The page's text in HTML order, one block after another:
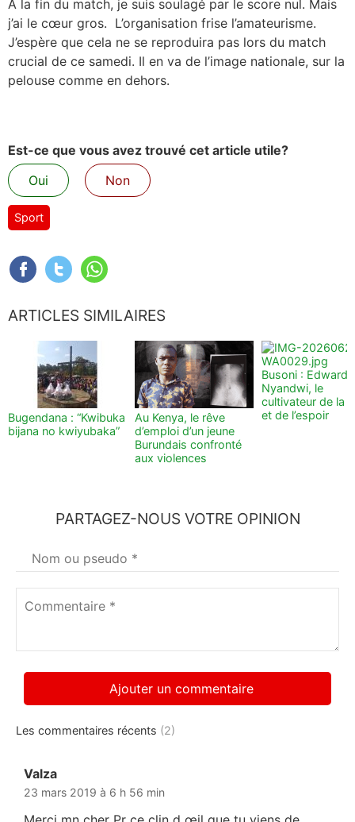
À la fin du match, je suis soulagé par le score nul. Mais
j’ai le cœur gros. L’organisation frise l’amateurisme.
J’espère que cela ne se reproduira pas lors du match
crucial de ce samedi. Il en va de l’image nationale, sur la
pelouse comme en dehors.
Est-ce que vous avez trouvé cet article utile?
Oui
Non
Sport
ARTICLES SIMILAIRES
Bugendana : “Kwibuka
bijana no kwiyubaka”
Au Kenya, le rêve
d’emploi d’un jeune
Burundais confronté
aux violences
Busoni : Edward
Nyandwi, le
cultivateur de la
et de l’espoir
PARTAGEZ-NOUS VOTRE OPINION
Votre
nom*
Commentaire
Les commentaires récents (2)
Valza
23 mars 2019 à 6 h 56 min